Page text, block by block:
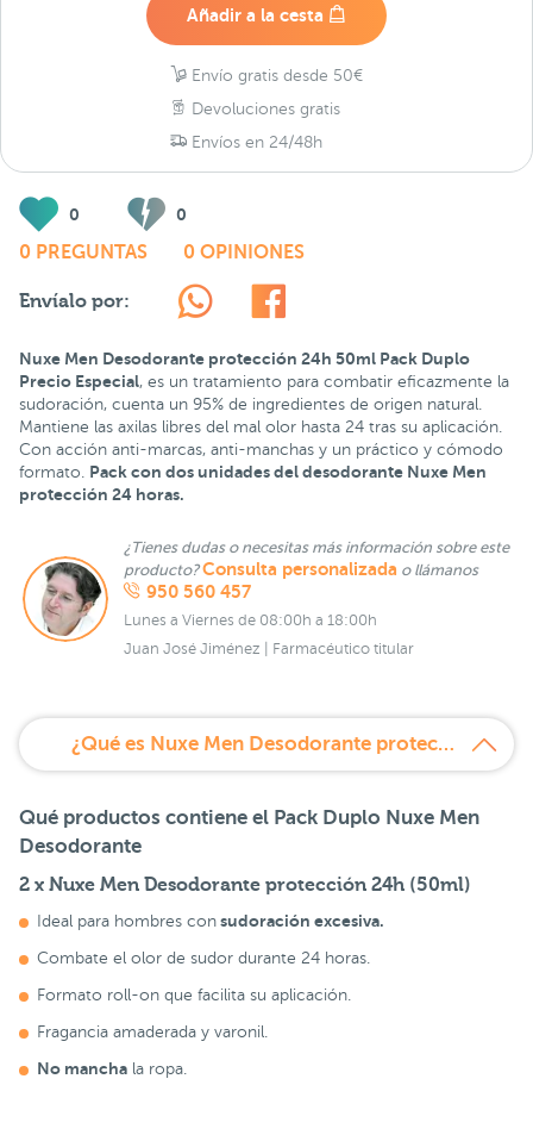
Añadir a la cesta
Envío gratis desde 50€
Devoluciones gratis
Envíos en 24/48h
0 0
0 PREGUNTAS 0 OPINIONES
Envíalo por:
Nuxe Men Desodorante protección 24h 50ml Pack Duplo
Precio Especial, es un tratamiento para combatir eficazmente la
sudoración, cuenta un 95% de ingredientes de origen natural.
Mantiene las axilas libres del mal olor hasta 24 tras su aplicación.
Con acción anti-marcas, anti-manchas y un práctico y cómodo
formato. Pack con dos unidades del desodorante Nuxe Men
protección 24 horas.
¿Tienes dudas o necesitas más información sobre este
producto?Consulta personalizada o llámanos
950 560 457
Lunes a Viernes de 08:00h a 18:00h
Juan José Jiménez | Farmacéutico titular
¿Qué es Nuxe Men Desodorante protección 24h Pack Duplo Precio Especial?
Qué productos contiene el Pack Duplo Nuxe Men
Desodorante
2 x Nuxe Men Desodorante protección 24h (50ml)
Ideal para hombres con sudoración excesiva.
Combate el olor de sudor durante 24 horas.
Formato roll-on que facilita su aplicación.
Fragancia amaderada y varonil.
No mancha la ropa.